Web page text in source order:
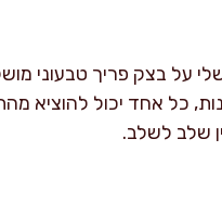
בצק פריך טבעוני
כל אחד יכול להוציא
שלב לשלב.